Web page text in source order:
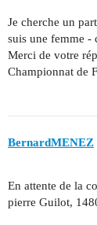
Je cherche un
suis une femme -
Merci de votre
Championnat de
BernardMENEZ
En attente de la
pierre Guilot,